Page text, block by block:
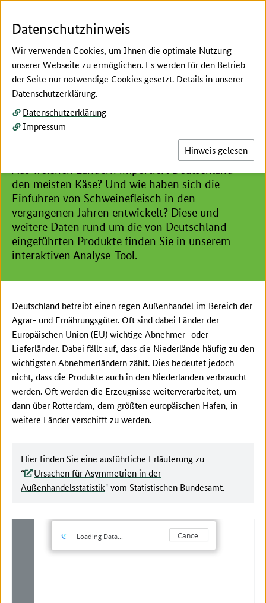
Hier beginnt der Hauptinhalt dieser Seite
Deutscher Außenhandel nach
Aus welchen Ländern importiert Deutschland
den meisten Käse? Und wie haben sich die
Einfuhren von Schweinefleisch in den
vergangenen Jahren entwickelt? Diese und
weitere Daten rund um die von Deutschland
eingeführten Produkte finden Sie in unserem
interaktiven Analyse-Tool.
Deutschland betreibt einen regen Außenhandel im Bereich der
Agrar- und Ernährungsgüter. Oft sind dabei Länder der
Europäischen Union (EU) wichtige Abnehmer- oder
Lieferländer. Dabei fällt auf, dass die Niederlände häufig zu den
wichtigsten Abnehmerländern zählt. Dies bedeutet jedoch
nicht, dass die Produkte auch in den Niederlanden verbraucht
werden. Oft werden die Erzeugnisse weiterverarbeitet, um
dann über Rotterdam, dem größten europäischen Hafen, in
weitere Länder verschifft zu werden.
Hier finden Sie eine ausführliche Erläuterung zu
“
Ursachen für Asymmetrien in der
Außenhandelsstatistik" vom Statistischen Bundesamt.
Datenschutzhinweis
Wir verwenden Cookies, um Ihnen die optimale Nutzung
unserer Webseite zu ermöglichen. Es werden für den Betrieb
der Seite nur notwendige Cookies gesetzt. Details in unserer
Datenschutzerklärung.
Datenschutzerklärung
Impressum
Hinweis gelesen